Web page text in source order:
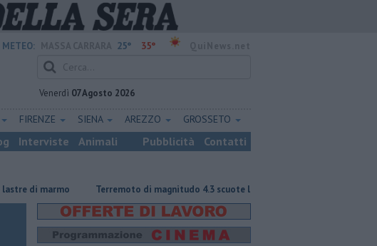
METEO: 25° 35°
Venerdì 07 Agosto 2026
FIRENZE SIENA AREZZO GROSSETO
Interviste Animali Pubblicità Contatti
marmo Terremoto di magnitudo 4.3 scuote la Toscana